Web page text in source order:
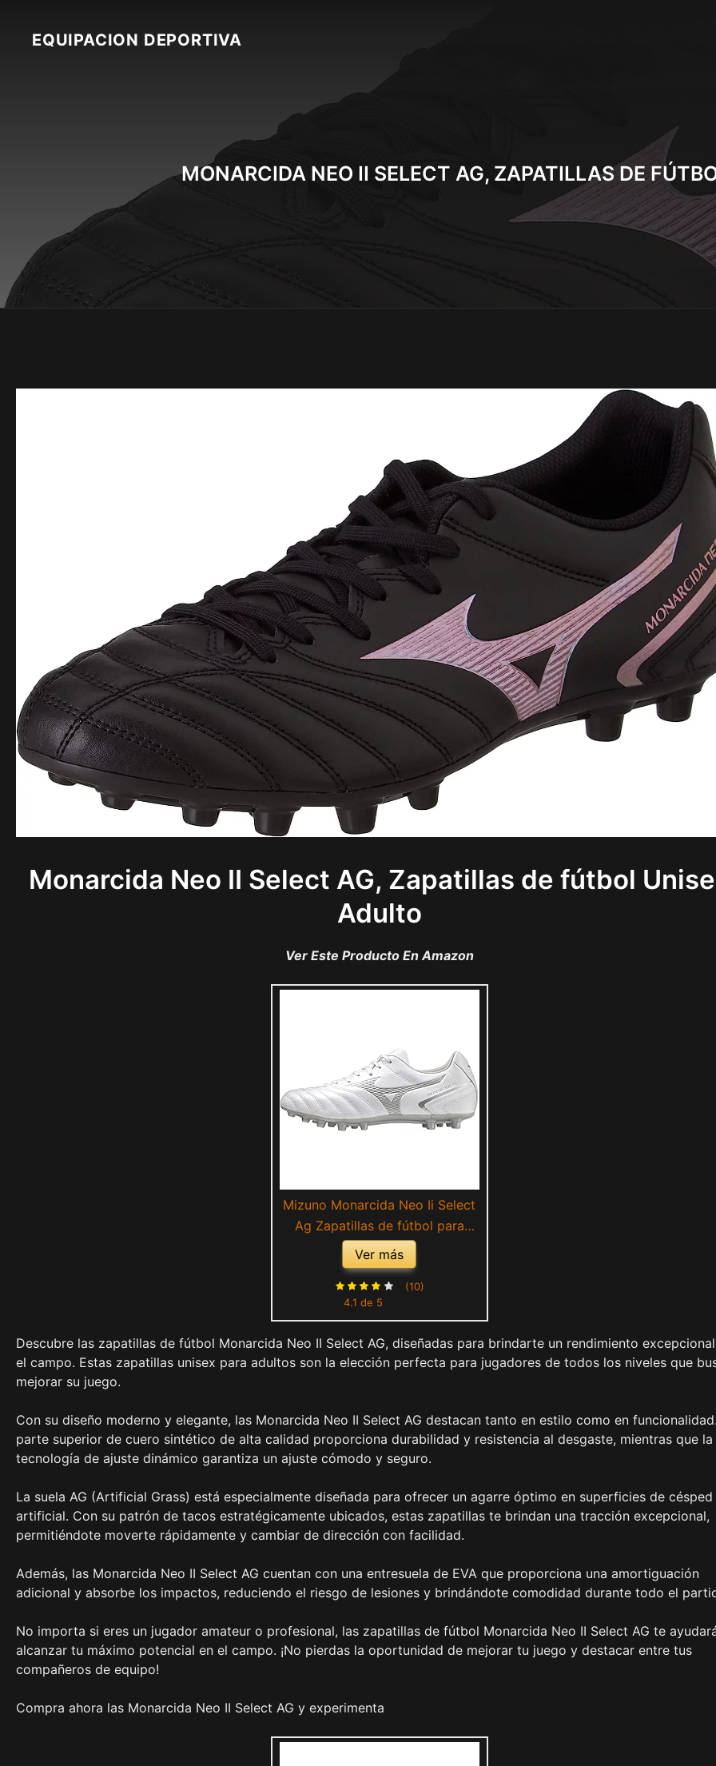
contentEQUIPACION DEPORTIVA
MONARCIDA NEO II SELECT AG, ZAPATILLAS DE
Monarcida Neo II Select AG, Zapatillas de fútbol
Adulto
Ver Este Producto En Amazon
Mizuno Monarcida Neo Ii Select
Ag Zapatillas de fútbol para
Unisex adulto, Blanco
(White/Hologram), 43 EU
Ver más
4.1 de 5
(10)
Descubre las zapatillas de fútbol Monarcida Neo II Select AG, diseñadas para brindarte un rendimiento
el campo. Estas zapatillas unisex para adultos son la elección perfecta para jugadores de todos los niveles que
mejorar su juego.
Con su diseño moderno y elegante, las Monarcida Neo II Select AG destacan tanto en estilo como en
parte superior de cuero sintético de alta calidad proporciona durabilidad y resistencia al desgaste, mientras que la
tecnología de ajuste dinámico garantiza un ajuste cómodo y seguro.
La suela AG (Artificial Grass) está especialmente diseñada para ofrecer un agarre óptimo en superficies de césped
artificial. Con su patrón de tacos estratégicamente ubicados, estas zapatillas te brindan una tracción excepcional,
permitiéndote moverte rápidamente y cambiar de dirección con facilidad.
Además, las Monarcida Neo II Select AG cuentan con una entresuela de EVA que proporciona una amortiguación
adicional y absorbe los impactos, reduciendo el riesgo de lesiones y brindándote comodidad durante todo el
No importa si eres un jugador amateur o profesional, las zapatillas de fútbol Monarcida Neo II Select AG te
alcanzar tu máximo potencial en el campo. ¡No pierdas la oportunidad de mejorar tu juego y destacar entre tus
compañeros de equipo!
Compra ahora las Monarcida Neo II Select AG y experimenta